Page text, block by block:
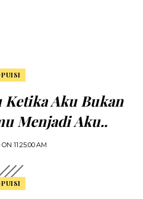
Ketika Aku Bukan
Menjadi Aku..
ON 11:25:00 AM